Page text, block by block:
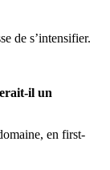
de s’intensifier.
il un
en first-